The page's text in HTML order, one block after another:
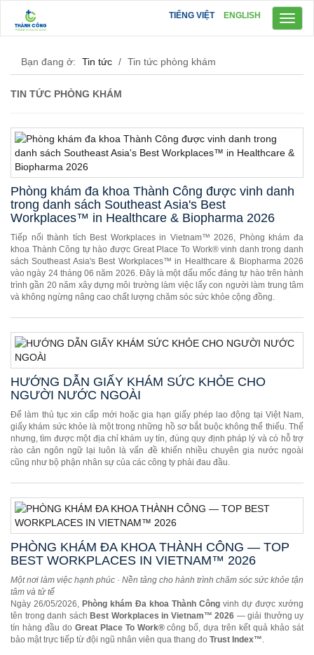
TIẾNG VIỆT ENGLISH
Bạn đang ở: Tin tức / Tin tức phòng khám
TIN TỨC PHÒNG KHÁM
Phòng khám đa khoa Thành Công được vinh danh
trong danh sách Southeast Asia's Best
Workplaces™ in Healthcare & Biopharma 2026
Tiếp nối thành tích Best Workplaces in Vietnam™ 2026, Phòng khám đa
khoa Thành Công tự hào được Great Place To Work® vinh danh trong danh
sách Southeast Asia's Best Workplaces™ in Healthcare & Biopharma 2026
vào ngày 24 tháng 06 năm 2026. Đây là một dấu mốc đáng tự hào trên hành
trình gần 20 năm xây dựng môi trường làm việc lấy con người làm trung tâm
và không ngừng nâng cao chất lượng chăm sóc sức khỏe cộng đồng.
HƯỚNG DẪN GIẤY KHÁM SỨC KHỎE CHO
NGƯỜI NƯỚC NGOÀI
Để làm thủ tục xin cấp mới hoặc gia hạn giấy phép lao động tại Việt Nam,
giấy khám sức khỏe là một trong những hồ sơ bắt buộc không thể thiếu. Thế
nhưng, tìm được một địa chỉ khám uy tín, đúng quy định pháp lý và có hỗ trợ
rào cản ngôn ngữ lại luôn là vấn đề khiến nhiều chuyên gia nước ngoài
cũng như bộ phận nhân sự của các công ty phải đau đầu.
PHÒNG KHÁM ĐA KHOA THÀNH CÔNG — TOP
BEST WORKPLACES IN VIETNAM™ 2026
Một nơi làm việc hạnh phúc · Nền tảng cho hành trình chăm sóc sức khỏe tận
tâm và tử tế
Ngày 26/05/2026, Phòng khám Đa khoa Thành Công vinh dự được xướng
tên trong danh sách Best Workplaces in Vietnam™ 2026 — giải thưởng uy
tín hàng đầu do Great Place To Work®công bố, dựa trên kết quả khảo sát
bảo mật trực tiếp từ đội ngũ nhân viên qua thang đo Trust Index™.